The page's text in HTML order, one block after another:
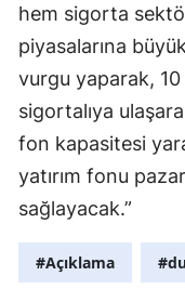
hem sigorta
piyasalarına
vurgu yaparak,
sigortalıya
fon kapasitesi
yatırım fonu
sağlayacak.”
#Açıklama